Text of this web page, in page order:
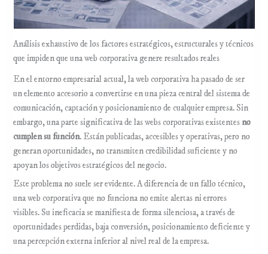
Hub IA
Análisis exhaustivo de los factores estratégicos, estructurales y técnicos
que impiden que una web corporativa genere resultados reales
En el entorno empresarial actual, la web corporativa ha pasado de ser
un elemento accesorio a convertirse en una pieza central del sistema de
comunicación, captación y posicionamiento de cualquier empresa. Sin
embargo, una parte significativa de las webs corporativas existentes no
cumplen su función. Están publicadas, accesibles y operativas, pero no
generan oportunidades, no transmiten credibilidad suficiente y no
apoyan los objetivos estratégicos del negocio.
Este problema no suele ser evidente. A diferencia de un fallo técnico,
una web corporativa que no funciona no emite alertas ni errores
visibles. Su ineficacia se manifiesta de forma silenciosa, a través de
oportunidades perdidas, baja conversión, posicionamiento deficiente y
una percepción externa inferior al nivel real de la empresa.